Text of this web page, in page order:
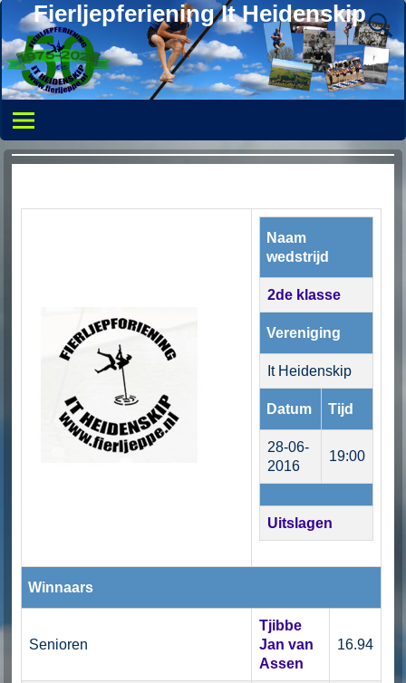
Fierljepferiening It Heidenskip
Naam
wedstrijd
2de klasse
Vereniging
It Heidenskip
Datum Tijd
28-06-
2016
19:00
Uitslagen
Winnaars
Senioren
Tjibbe
Jan van
Assen
16.94